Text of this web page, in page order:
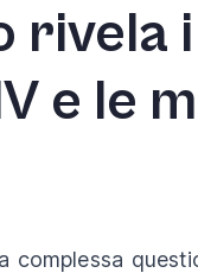
rivela
e le
complessa